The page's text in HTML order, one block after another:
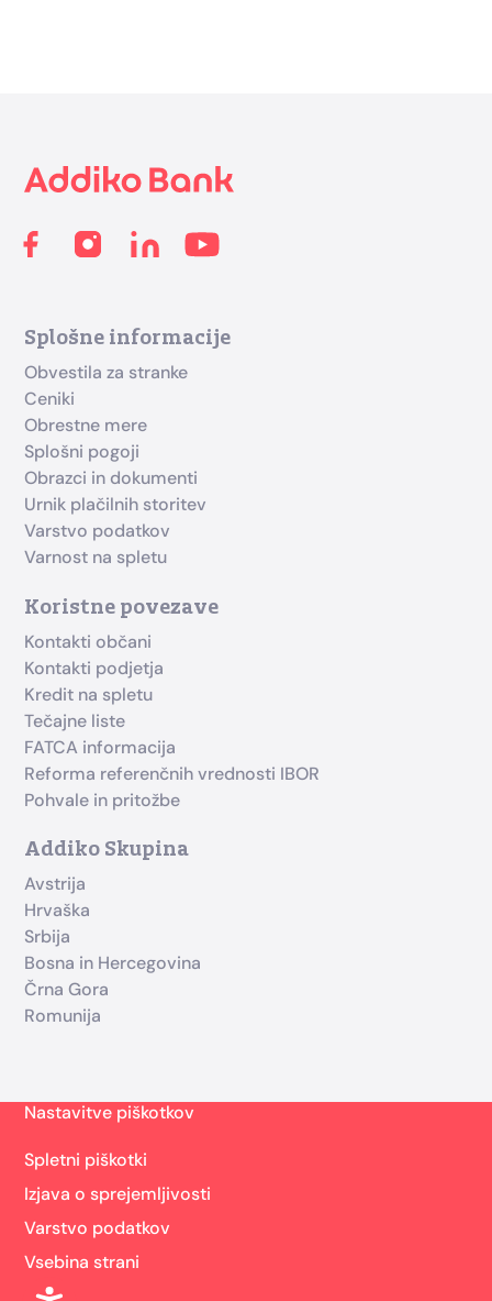
Splošne informacije
Obvestila za stranke
Ceniki
Obrestne mere
Splošni pogoji
Obrazci in dokumenti
Urnik plačilnih storitev
Varstvo podatkov
Varnost na spletu
Koristne povezave
Kontakti občani
Kontakti podjetja
Kredit na spletu
Tečajne liste
FATCA informacija
Reforma referenčnih vrednosti IBOR
Pohvale in pritožbe
Addiko Skupina
Avstrija
Hrvaška
Srbija
Bosna in Hercegovina
Črna Gora
Romunija
Nastavitve piškotkov
Spletni piškotki
Izjava o sprejemljivosti
Varstvo podatkov
Vsebina strani